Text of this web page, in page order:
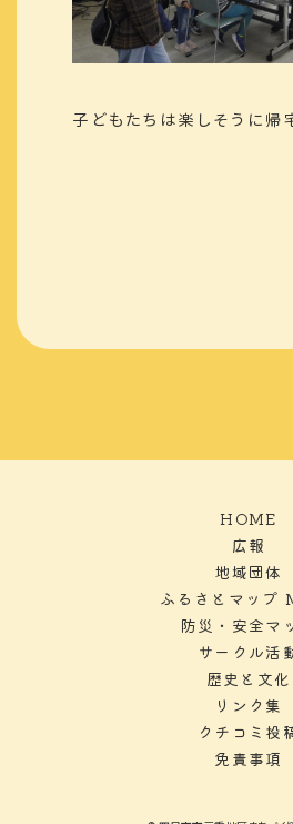
子どもたちは楽しそうに帰
HOME
広報
地域団体
ふるさとマップ
防災・安全マ
サークル活
歴史と文化
リンク集
クチコミ投
免責事項